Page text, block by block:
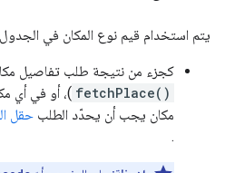
يتم استخدام قيم نوع المكان في الجدول 2 بالطرق التالية:
كجزء من نتيجة طلب تفاصيل
fetchPlace() )، أو في أي
مكان يجب أن يحدّد الطلب حقل
.